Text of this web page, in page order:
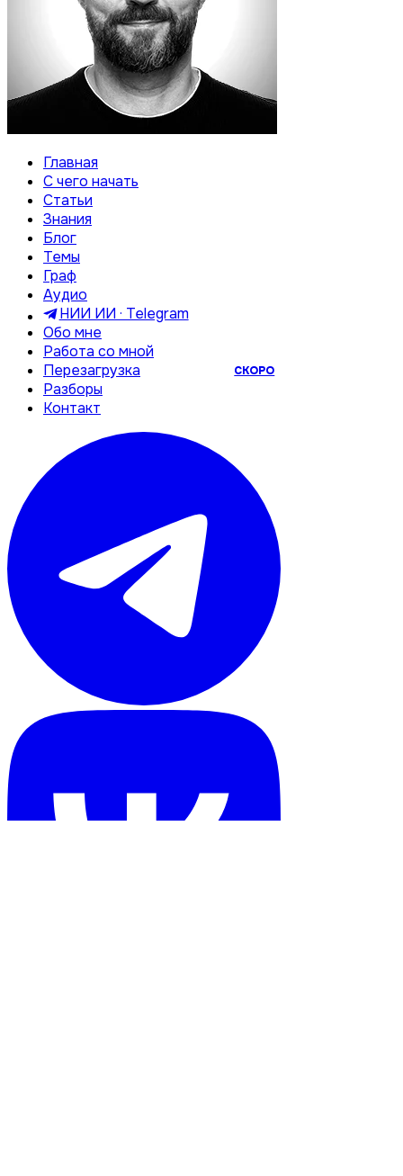
Главная
С чего начать
Статьи
Знания
Блог
Темы
Граф
Аудио
НИИ ИИ · Telegram
Обо мне
Работа со мной
Перезагрузка
СКОРО
Разборы
Контакт